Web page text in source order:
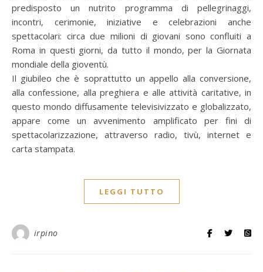
predisposto un nutrito programma di pellegrinaggi,
incontri, cerimonie, iniziative e celebrazioni anche
spettacolari: circa due milioni di giovani sono confluiti a
Roma in questi giorni, da tutto il mondo, per la Giornata
mondiale della gioventù.
Il giubileo che è soprattutto un appello alla conversione,
alla confessione, alla preghiera e alle attività caritative, in
questo mondo diffusamente televisivizzato e globalizzato,
appare come un avvenimento amplificato per fini di
spettacolarizzazione, attraverso radio, tivù, internet e
carta stampata.
LEGGI TUTTO
irpino